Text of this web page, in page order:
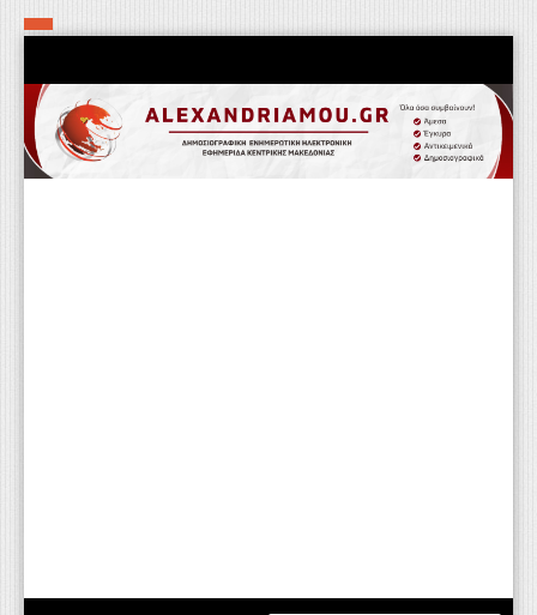
Αρχική
Τα εν δήμω εν οίκω
Πολιτιστικά-Εκκλησιαστικά